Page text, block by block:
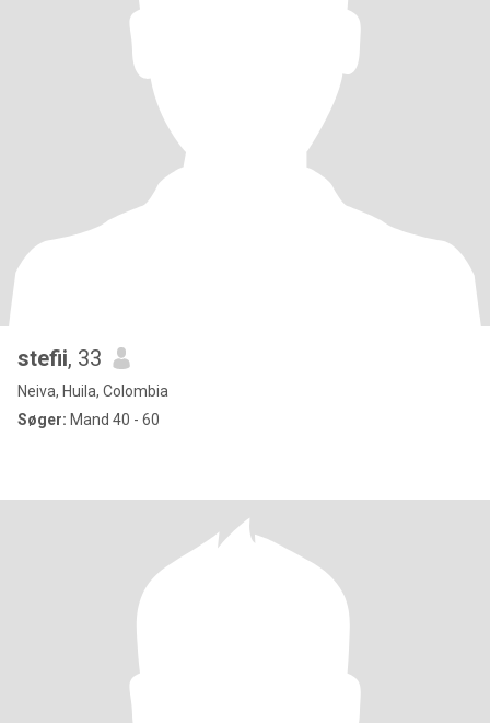
stefii, 33
Neiva, Huila, Colombia
Søger: Mand 40 - 60